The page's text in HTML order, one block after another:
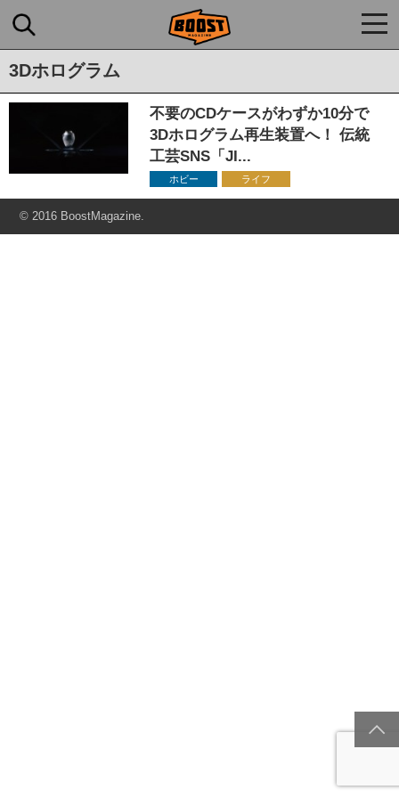
3Dホログラム
不要のCDケースがわずか10分で
3Dホログラム再生装置へ！ 伝統
工芸SNS「JI...
ホビー ライフ
© 2016 BoostMagazine.